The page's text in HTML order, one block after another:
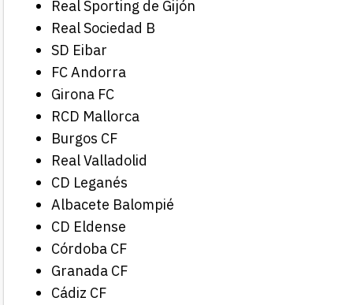
Real Sporting de Gijón
Real Sociedad B
SD Eibar
FC Andorra
Girona FC
RCD Mallorca
Burgos CF
Real Valladolid
CD Leganés
Albacete Balompié
CD Eldense
Córdoba CF
Granada CF
Cádiz CF